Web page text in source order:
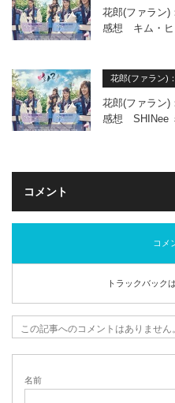
花郎(ファラン
感想 キム・ヒ
花郎(ファラン)
花郎(ファラン
感想 SHINee
コメント
コメ
トラックバック
この記事へのコメントはありません。
名前